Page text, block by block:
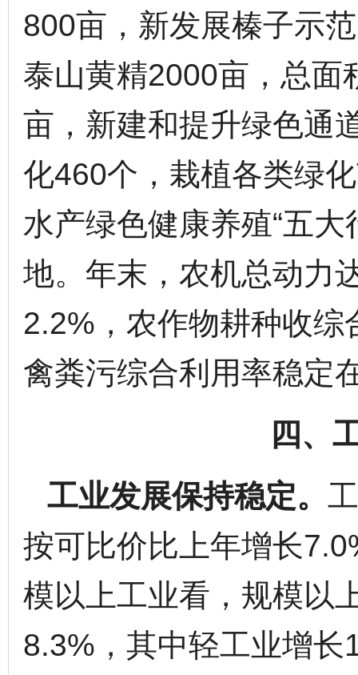
800亩，新发展榛子示
泰山黄精2000亩，总面
亩，新建和提升绿色通
化460个，栽植各类绿
水产绿色健康养殖“五
地。年末，农机总动力
2.2%，农作物耕种收
禽粪污综合利用率稳定
四、
工业发展保持稳定。
按可比价比上年增长
模以上工业看，规模以
8.3%，其中轻工业增